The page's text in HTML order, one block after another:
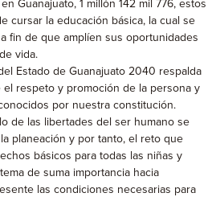
Guanajuato, 1 millón 142 mil 776, estos
cursar la educación básica, la cual se
fin de que amplíen sus oportunidades
vida.
Estado de Guanajuato 2040 respalda
respeto y promoción de la persona y
por nuestra constitución.
de las libertades del ser humano se
planeación y por tanto, el reto que
básicos para todas las niñas y
de suma importancia hacia
las condiciones necesarias para